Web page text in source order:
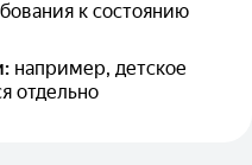
к состоянию
например, детское
отдельно